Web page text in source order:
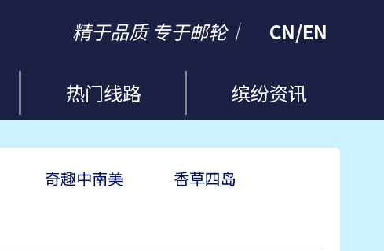
精于品质 专于邮轮｜ CN/EN
热门线路 缤纷资讯
奇趣中南美 香草四岛